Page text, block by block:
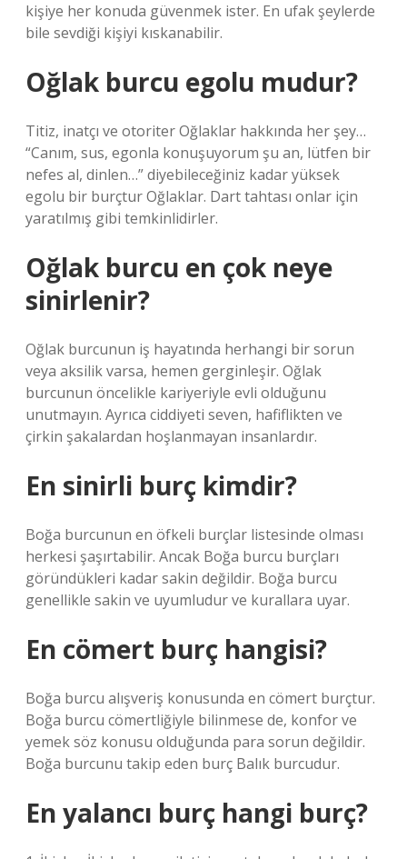
kişiye her konuda güvenmek ister. En ufak şeylerde
bile sevdiği kişiyi kıskanabilir.
Oğlak burcu egolu mudur?
Titiz, inatçı ve otoriter Oğlaklar hakkında her şey…
“Canım, sus, egonla konuşuyorum şu an, lütfen bir
nefes al, dinlen…” diyebileceğiniz kadar yüksek
egolu bir burçtur Oğlaklar. Dart tahtası onlar için
yaratılmış gibi temkinlidirler.
Oğlak burcu en çok neye
sinirlenir?
Oğlak burcunun iş hayatında herhangi bir sorun
veya aksilik varsa, hemen gerginleşir. Oğlak
burcunun öncelikle kariyeriyle evli olduğunu
unutmayın. Ayrıca ciddiyeti seven, hafiflikten ve
çirkin şakalardan hoşlanmayan insanlardır.
En sinirli burç kimdir?
Boğa burcunun en öfkeli burçlar listesinde olması
herkesi şaşırtabilir. Ancak Boğa burcu burçları
göründükleri kadar sakin değildir. Boğa burcu
genellikle sakin ve uyumludur ve kurallara uyar.
En cömert burç hangisi?
Boğa burcu alışveriş konusunda en cömert burçtur.
Boğa burcu cömertliğiyle bilinmese de, konfor ve
yemek söz konusu olduğunda para sorun değildir.
Boğa burcunu takip eden burç Balık burcudur.
En yalancı burç hangi burç?